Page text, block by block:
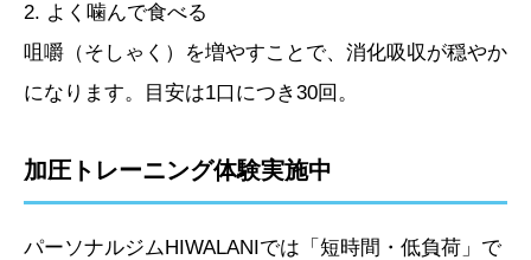
2. よく噛んで食べる
咀嚼（そしゃく）を増やすことで、消化吸収が穏やか
になります。目安は1口につき30回。
加圧トレーニング体験実施中
パーソナルジムHIWALANIでは「短時間・低負荷」で